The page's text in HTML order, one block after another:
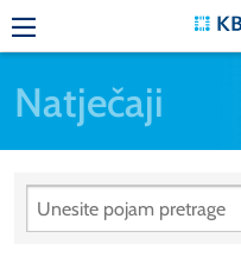
Natječaji